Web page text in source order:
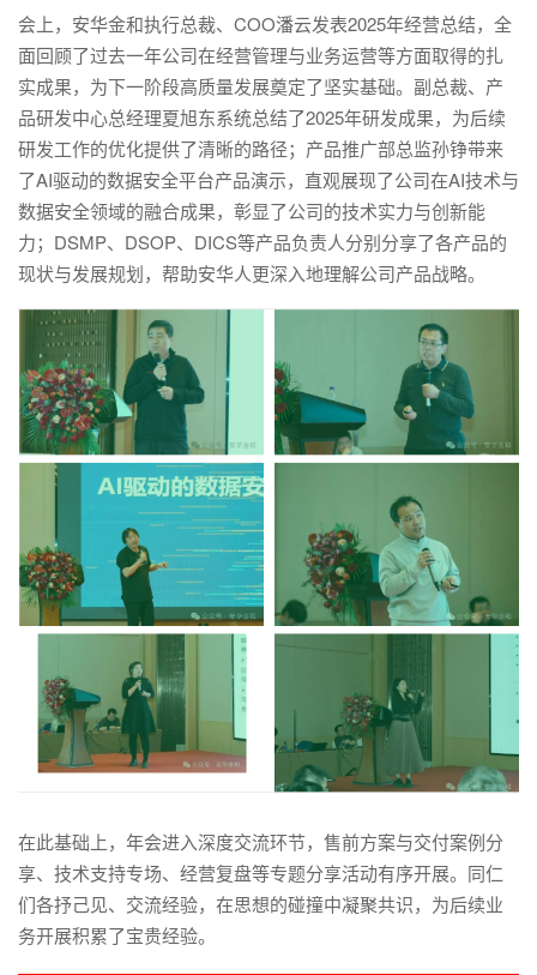
会上，安华金和执行总裁、COO潘云发表2025年经营总结，全
面回顾了过去一年公司在经营管理与业务运营等方面取得的扎
实成果，为下一阶段高质量发展奠定了坚实基础。副总裁、产
品研发中心总经理夏旭东系统总结了2025年研发成果，为后续
研发工作的优化提供了清晰的路径；产品推广部总监孙铮带来
了AI驱动的数据安全平台产品演示，直观展现了公司在AI技术与
数据安全领域的融合成果，彰显了公司的技术实力与创新能
力； DSMP、DSOP、DICS等产品负责人分别分享了各产品的
现状与发展规划，帮助安华人更深入地理解公司产品战略。
在此基础上，年会进入深度交流环节，售前方案与交付案例分
享、技术支持专场、经营复盘等专题分享活动有序开展。同仁
们各抒己见、交流经验，在思想的碰撞中凝聚共识，为后续业
务开展积累了宝贵经验。